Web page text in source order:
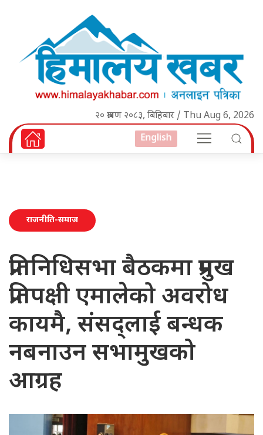
२० श्रावण २०८३, बिहिबार / Thu Aug 6, 2026
English
राजनीति-समाज
प्रतिनिधिसभा बैठकमा प्रमुख
प्रतिपक्षी एमालेको अवरोध
कायमै, संसद्लाई बन्धक
नबनाउन सभामुखको
आग्रह